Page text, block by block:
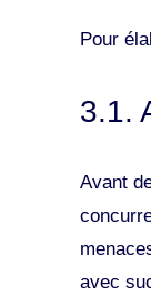
Pour
3.1.
Avant
avec